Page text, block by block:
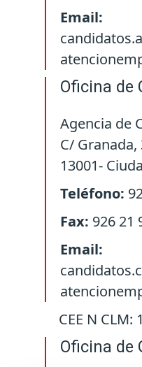
Email:
Oficina de
Agencia de
C/ Granada,
13001-
Teléfono:
Fax: 926 21
Email:
CEE N CLM:
Oficina de